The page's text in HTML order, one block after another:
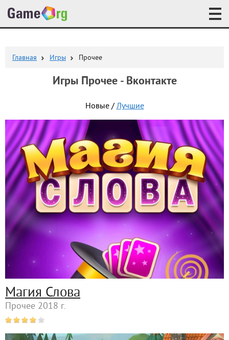
Главная Игры Прочее
Игры Прочее - Вконтакте
Новые /Лучшие
Магия Слова
Прочее 2018 г.